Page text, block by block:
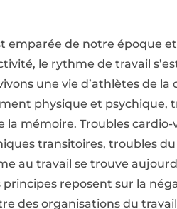
emparée de notre époque
le rythme de travail
une vie d’athlètes de
physique et psychique,
la mémoire. Troubles
transitoires, troubles
au travail se trouve
principes reposent sur la
des organisations du